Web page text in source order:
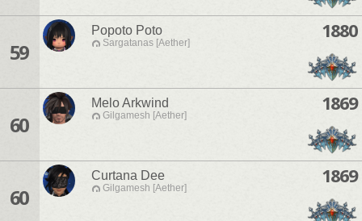
59
Popoto Poto
Sargatanas [Aether]
1880
60
Melo Arkwind
Gilgamesh [Aether]
1869
60
Curtana Dee
Gilgamesh [Aether]
1869